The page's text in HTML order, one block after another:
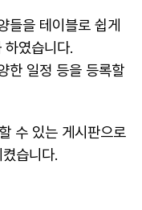
들을 테이블로 쉽게
하였습니다.
한 일정 등을 등록할
수 있는 게시판으로
습니다.